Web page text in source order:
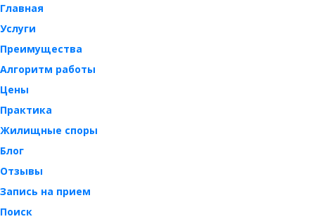
Главная
Услуги
Преимущества
Алгоритм работы
Цены
Практика
Жилищные споры
Блог
Отзывы
Запись на прием
Поиск